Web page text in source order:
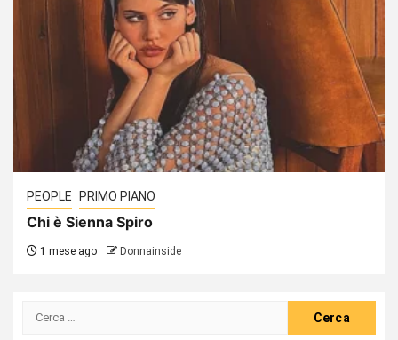
PEOPLE PRIMO PIANO
Chi è Sienna Spiro
1 mese ago Donnainside
Ricerca